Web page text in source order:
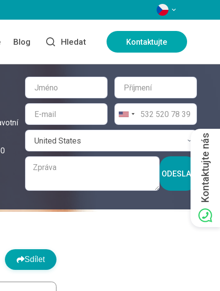
JAZYKY
Blog Hledat Kontaktujte
ODESLAT
Sdílet
Kontaktujte nás